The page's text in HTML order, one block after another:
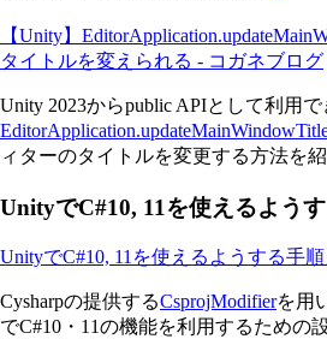
【Unity】
タイトルを変えられる - コガネブログ
Unity 2023からpublic APIとして利用
ィターのタイトルを変更する方法を紹
UnityでC#10, 11を使えるよう
UnityでC#10, 11を使えるようする手
Cysharpの提供するCsprojModifierを用
でC#10・11の機能を利用するための